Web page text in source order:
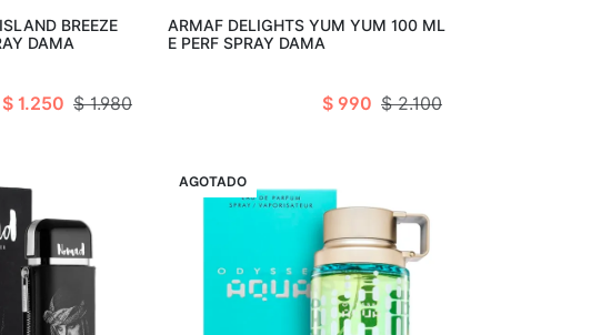
BREEZE
DAMA
$ 1.250 $ 1.980
ARMAF DELIGHTS YUM YUM 100 ML
E PERF SPRAY DAMA
$ 990 $ 2.100
VENTA
AGOTADO